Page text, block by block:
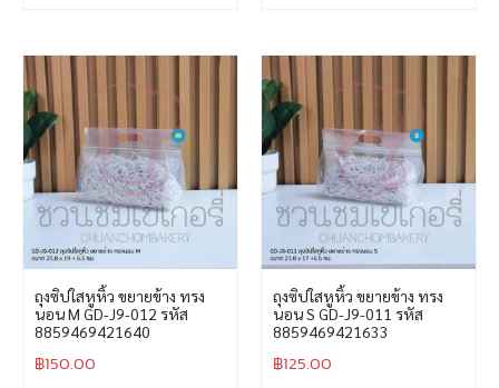
ถุงซิปใสหูหิ้ว ขยายข้าง ทรง
นอน M GD-J9-012 รหัส
8859469421640
฿150.00
ถุงซิปใสหูหิ้ว ขยายข้าง ทรง
นอน S GD-J9-011 รหัส
8859469421633
฿125.00